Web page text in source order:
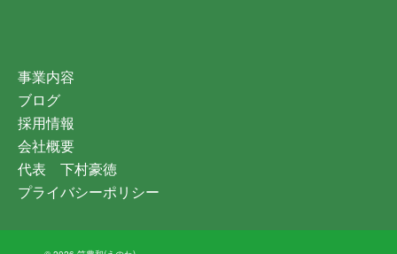
事業内容
ブログ
採用情報
会社概要
代表 下村豪徳
プライバシーポリシー